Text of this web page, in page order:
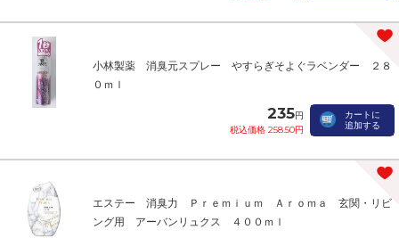
小林製薬 消臭元スプレー やすらぎそよぐラベンダー ２８
０ｍｌ
235円
税込価格 258.50円
カートに
追加する
エステー 消臭力 Ｐｒｅｍｉｕｍ Ａｒｏｍａ 玄関・リビ
ング用 アーバンリュクス ４００ｍｌ